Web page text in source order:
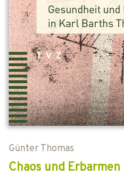
Günter Thomas
Chaos und Erbarmen